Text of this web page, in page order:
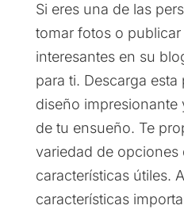
Si eres una de las
tomar fotos o
interesantes en su
para ti. Descarga
diseño impresionante
de tu ensueño. Te
variedad de
características útiles.
características